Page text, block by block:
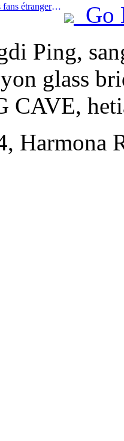
Prev:« China Hotel » attire des fans étrangers et Jinjiang Hotel reçoit fréquemment les éloges des clients étrangers
Go
Ping,
glass
CAVE,
Harmona